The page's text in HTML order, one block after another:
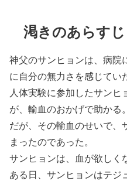
渇きのあらすじ
神父のサンヒョンは、病院
に自分の無力さを感じてい
人体実験に参加したサン
が、輸血のおかげで助かる。
だが、その輸血のせいで、
まったのであった。
サンヒョンは、血が欲しく
ある日、サンヒョンはテジ